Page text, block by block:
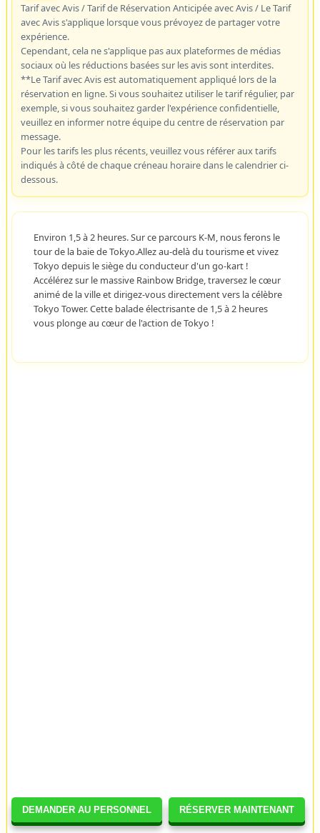
DEMANDER AU PERSONNEL RÉSERVER MAINTENANT
Tarif avec Avis / Tarif de Réservation Anticipée avec Avis / Le Tarif
avec Avis s'applique lorsque vous prévoyez de partager votre
expérience.
Cependant, cela ne s'applique pas aux plateformes de médias
sociaux où les réductions basées sur les avis sont interdites.
**Le Tarif avec Avis est automatiquement appliqué lors de la
réservation en ligne. Si vous souhaitez utiliser le tarif régulier, par
exemple, si vous souhaitez garder l'expérience confidentielle,
veuillez en informer notre équipe du centre de réservation par
message.
Pour les tarifs les plus récents, veuillez vous référer aux tarifs
indiqués à côté de chaque créneau horaire dans le calendrier ci-
dessous.
Environ 1,5 à 2 heures. Sur ce parcours K-M, nous ferons le
tour de la baie de Tokyo.Allez au-delà du tourisme et vivez
Tokyo depuis le siège du conducteur d'un go-kart !
Accélérez sur le massive Rainbow Bridge, traversez le cœur
animé de la ville et dirigez-vous directement vers la célèbre
Tokyo Tower. Cette balade électrisante de 1,5 à 2 heures
vous plonge au cœur de l'action de Tokyo !